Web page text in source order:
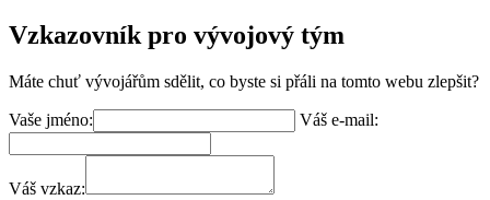
Vzkazovník pro vývojový tým
Máte chuť vývojářům sdělit, co byste si přáli na tomto webu zlepšit?
Vaše jméno: Váš e-mail:
Váš vzkaz: